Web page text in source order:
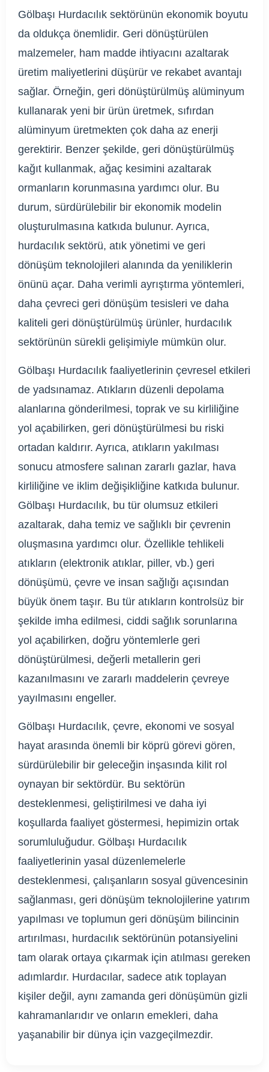
Gölbaşı Hurdacılık sektörünün ekonomik boyutu
da oldukça önemlidir. Geri dönüştürülen
malzemeler, ham madde ihtiyacını azaltarak
üretim maliyetlerini düşürür ve rekabet avantajı
sağlar. Örneğin, geri dönüştürülmüş alüminyum
kullanarak yeni bir ürün üretmek, sıfırdan
alüminyum üretmekten çok daha az enerji
gerektirir. Benzer şekilde, geri dönüştürülmüş
kağıt kullanmak, ağaç kesimini azaltarak
ormanların korunmasına yardımcı olur. Bu
durum, sürdürülebilir bir ekonomik modelin
oluşturulmasına katkıda bulunur. Ayrıca,
hurdacılık sektörü, atık yönetimi ve geri
dönüşüm teknolojileri alanında da yeniliklerin
önünü açar. Daha verimli ayrıştırma yöntemleri,
daha çevreci geri dönüşüm tesisleri ve daha
kaliteli geri dönüştürülmüş ürünler, hurdacılık
sektörünün sürekli gelişimiyle mümkün olur.
Gölbaşı Hurdacılık faaliyetlerinin çevresel etkileri
de yadsınamaz. Atıkların düzenli depolama
alanlarına gönderilmesi, toprak ve su kirliliğine
yol açabilirken, geri dönüştürülmesi bu riski
ortadan kaldırır. Ayrıca, atıkların yakılması
sonucu atmosfere salınan zararlı gazlar, hava
kirliliğine ve iklim değişikliğine katkıda bulunur.
Gölbaşı Hurdacılık, bu tür olumsuz etkileri
azaltarak, daha temiz ve sağlıklı bir çevrenin
oluşmasına yardımcı olur. Özellikle tehlikeli
atıkların (elektronik atıklar, piller, vb.) geri
dönüşümü, çevre ve insan sağlığı açısından
büyük önem taşır. Bu tür atıkların kontrolsüz bir
şekilde imha edilmesi, ciddi sağlık sorunlarına
yol açabilirken, doğru yöntemlerle geri
dönüştürülmesi, değerli metallerin geri
kazanılmasını ve zararlı maddelerin çevreye
yayılmasını engeller.
Gölbaşı Hurdacılık, çevre, ekonomi ve sosyal
hayat arasında önemli bir köprü görevi gören,
sürdürülebilir bir geleceğin inşasında kilit rol
oynayan bir sektördür. Bu sektörün
desteklenmesi, geliştirilmesi ve daha iyi
koşullarda faaliyet göstermesi, hepimizin ortak
sorumluluğudur. Gölbaşı Hurdacılık
faaliyetlerinin yasal düzenlemelerle
desteklenmesi, çalışanların sosyal güvencesinin
sağlanması, geri dönüşüm teknolojilerine yatırım
yapılması ve toplumun geri dönüşüm bilincinin
artırılması, hurdacılık sektörünün potansiyelini
tam olarak ortaya çıkarmak için atılması gereken
adımlardır. Hurdacılar, sadece atık toplayan
kişiler değil, aynı zamanda geri dönüşümün gizli
kahramanlarıdır ve onların emekleri, daha
yaşanabilir bir dünya için vazgeçilmezdir.